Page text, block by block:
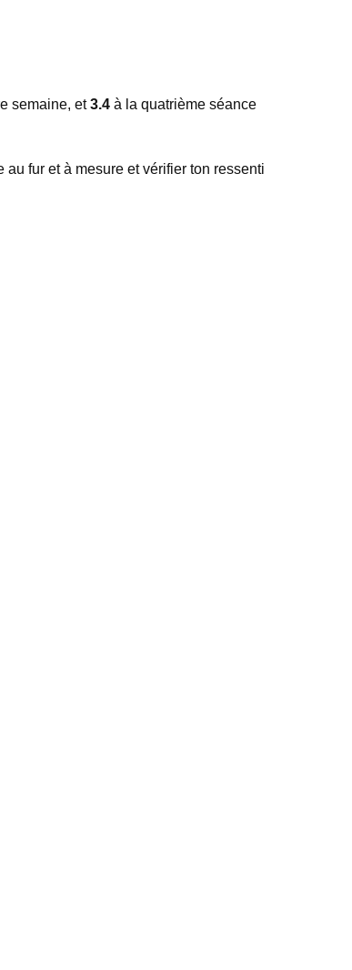
semaine, et3.4 à la quatrième séance
fur et à mesure et vérifier ton ressenti